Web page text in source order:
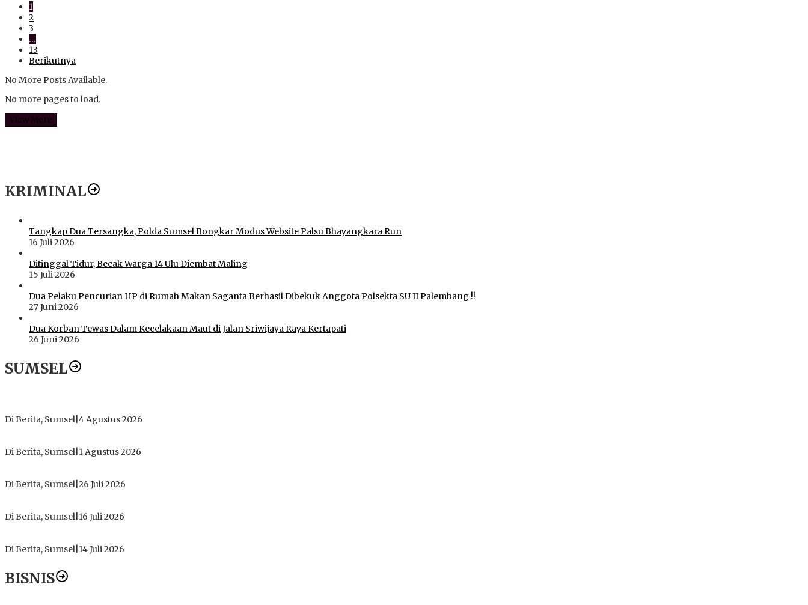
1
2
3
…
13
Berikutnya
No More Posts Available.
No more pages to load.
View More
KRIMINAL
Tangkap Dua Tersangka, Polda Sumsel Bongkar Modus Website Palsu Bhayangkara Run
16 Juli 2026
Ditinggal Tidur, Becak Warga 14 Ulu Diembat Maling
15 Juli 2026
Dua Pelaku Pencurian HP di Rumah Makan Saganta Berhasil Dibekuk Anggota Polsekta SU II Palembang !!
27 Juni 2026
Dua Korban Tewas Dalam Kecelakaan Maut di Jalan Sriwijaya Raya Kertapati
26 Juni 2026
SUMSEL
Di Berita, Sumsel 4 Agustus 2026
Di Berita, Sumsel 1 Agustus 2026
Di Berita, Sumsel 26 Juli 2026
Di Berita, Sumsel 16 Juli 2026
Di Berita, Sumsel 14 Juli 2026
BISNIS